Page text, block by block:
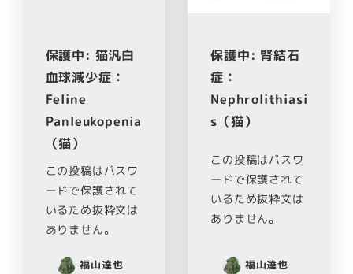
保護中: 猫汎白
血球減少症：
Feline
Panleukopenia
（猫）
この投稿はパスワ
ードで保護されて
いるため抜粋文は
ありません。
福山達也
保護中: 腎結石
症：
Nephrolithiasi
s（猫）
この投稿はパスワ
ードで保護されて
いるため抜粋文は
ありません。
福山達也